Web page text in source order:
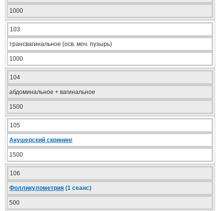
1000
103
трансвагинальное (осв. моч. пузырь)
1000
104
абдоминальное + вагинальное
1500
105
Акушерский скрининг
1500
106
Фолликулометрия (1 сеанс)
500